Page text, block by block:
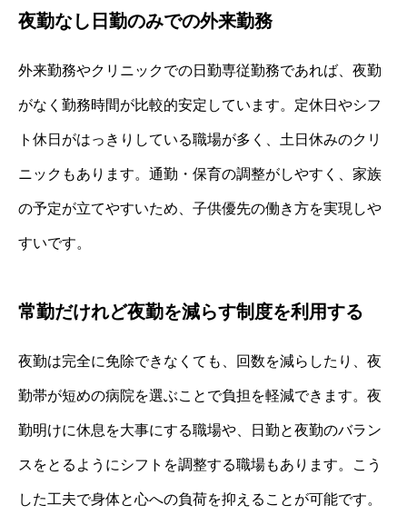
夜勤なし日勤のみでの外来勤務
外来勤務やクリニックでの日勤専従勤務であれば、夜勤
がなく勤務時間が比較的安定しています。定休日やシフ
ト休日がはっきりしている職場が多く、土日休みのクリ
ニックもあります。通勤・保育の調整がしやすく、家族
の予定が立てやすいため、子供優先の働き方を実現しや
すいです。
常勤だけれど夜勤を減らす制度を利用する
夜勤は完全に免除できなくても、回数を減らしたり、夜
勤帯が短めの病院を選ぶことで負担を軽減できます。夜
勤明けに休息を大事にする職場や、日勤と夜勤のバラン
スをとるようにシフトを調整する職場もあります。こう
した工夫で身体と心への負荷を抑えることが可能です。